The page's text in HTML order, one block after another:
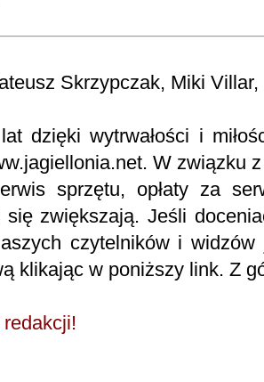
Skrzypczak, Miki
dzięki wytrwałości i
W związku
sprzętu, opłaty za
się zwiększają. Jeśli
czytelników i
klikając w poniższy link. Z